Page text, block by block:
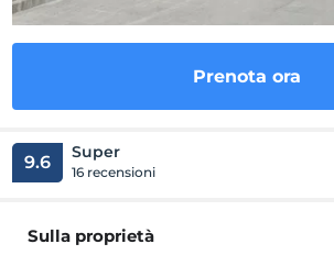
Prenota ora
9.6 Super
16 recensioni
Sulla proprietà